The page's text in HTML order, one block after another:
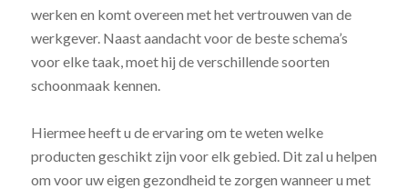
werken en komt overeen met het vertrouwen van de
werkgever. Naast aandacht voor de beste schema’s
voor elke taak, moet hij de verschillende soorten
schoonmaak kennen.
Hiermee heeft u de ervaring om te weten welke
producten geschikt zijn voor elk gebied. Dit zal u helpen
om voor uw eigen gezondheid te zorgen wanneer u met